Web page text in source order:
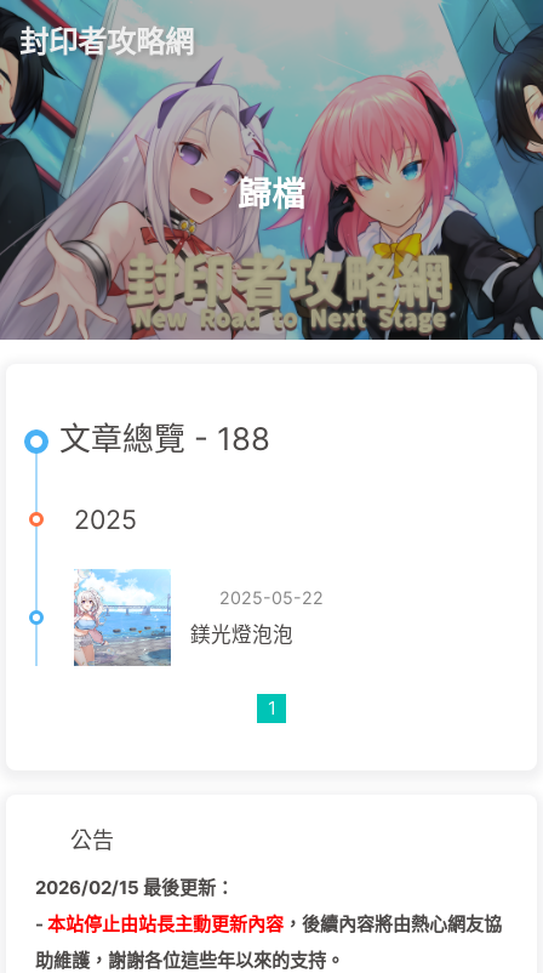
封印者攻略網
歸檔
文章總覽 - 188
2025
2025-05-22
鎂光燈泡泡
1
公告
2026/02/15 最後更新：
- 本站停止由站長主動更新內容 ，後續內容將由熱心網友協
助維護，謝謝各位這些年以來的支持。